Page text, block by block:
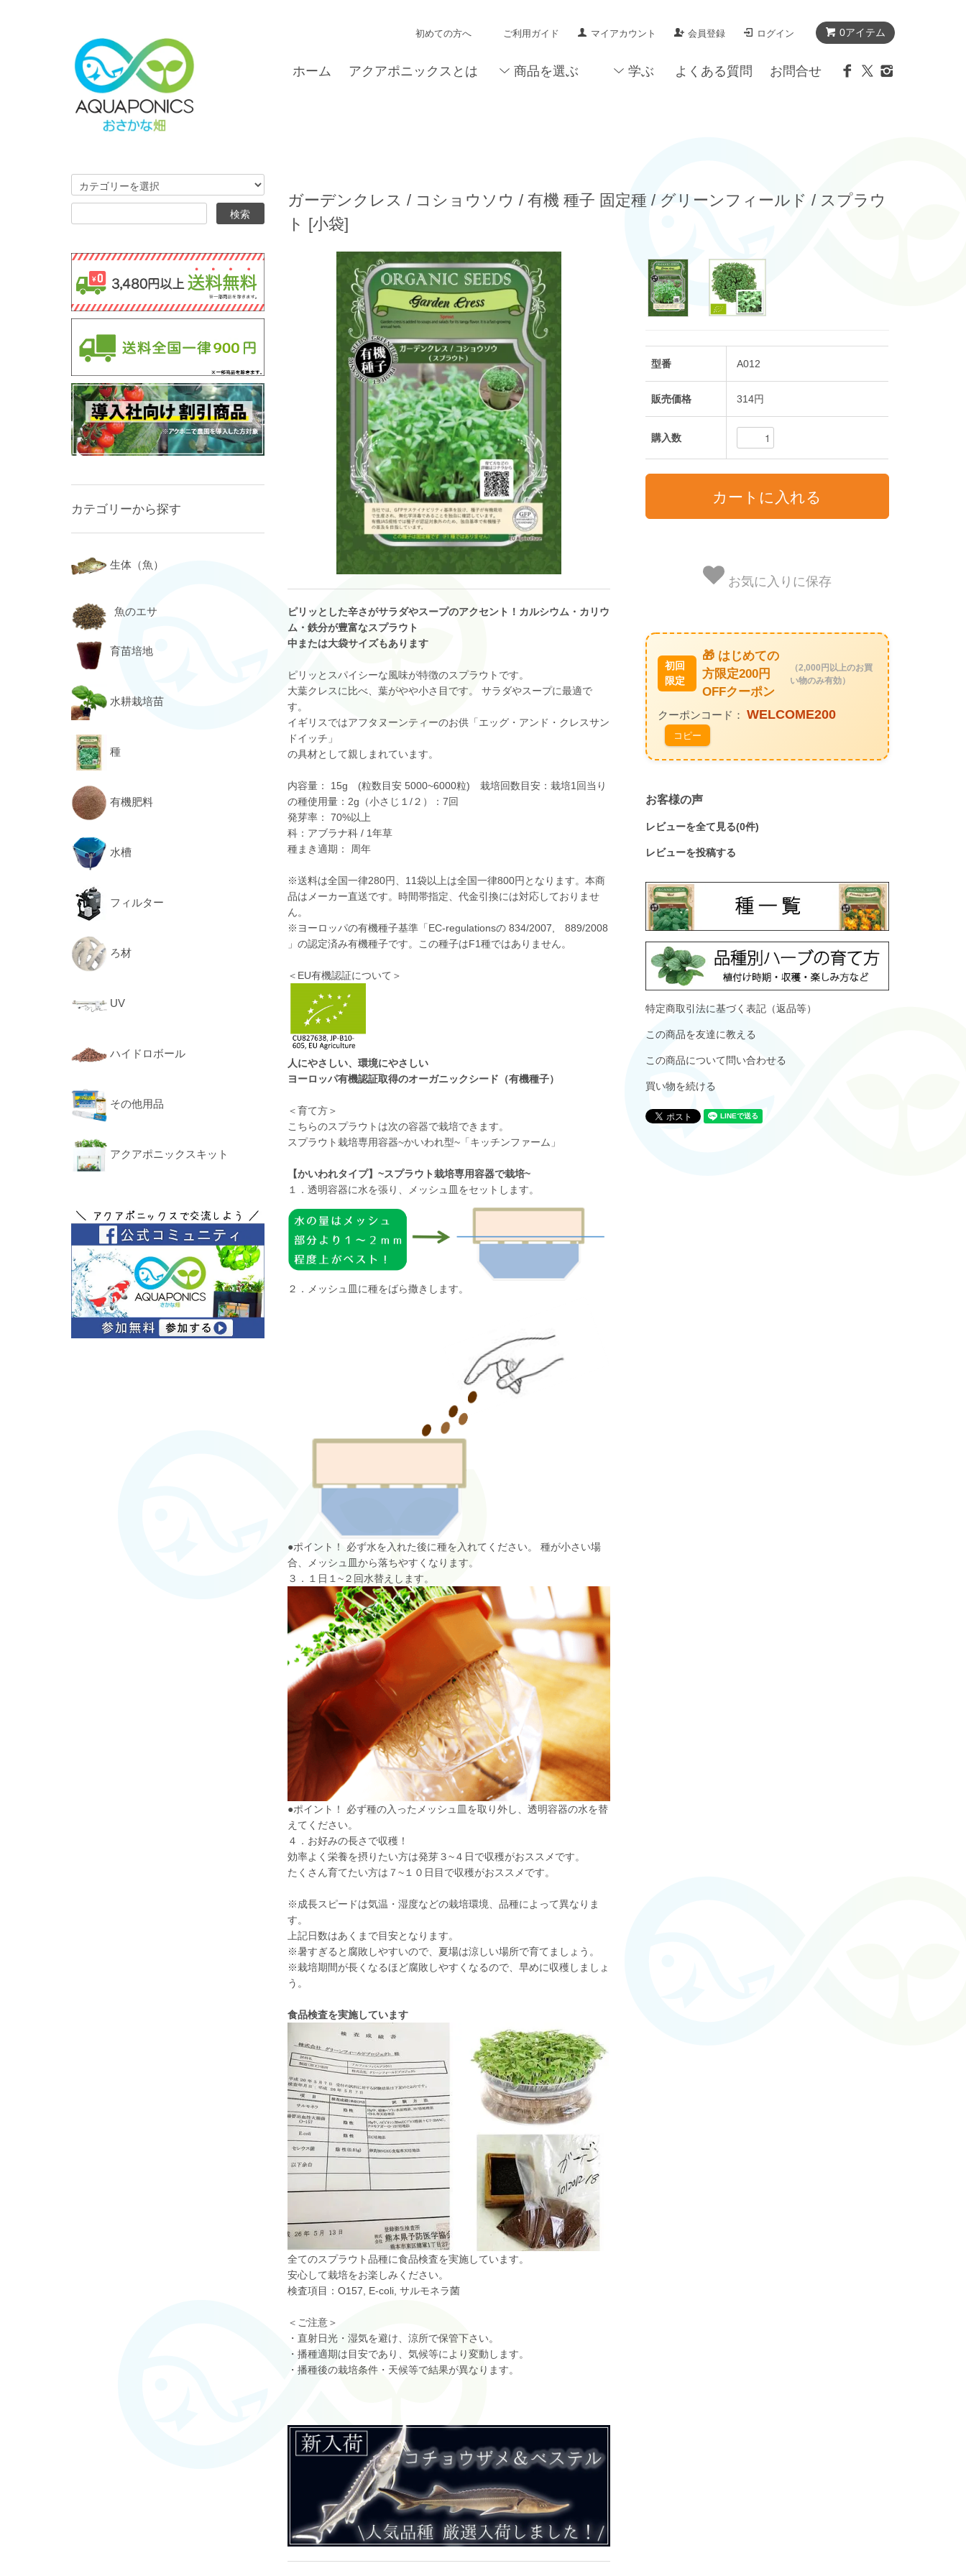
0アイテム
初めての方へ ご利用ガイド マイアカウント 会員登録 ログイン
ホーム アクアポニックスとは 商品を選ぶ 学ぶ よくある質問 お問合せ
ガーデンクレス / コショウソウ / 有機 種子 固定種 / グリーンフィールド / スプラウ
ト [小袋]
ピリッとした辛さがサラダやスープのアクセント！カルシウム・カリウ
ム・鉄分が豊富なスプラウト
中または大袋サイズもあります
ピリッとスパイシーな風味が特徴のスプラウトです。
大葉クレスに比べ、葉がやや小さ目です。 サラダやスープに最適で
す。
イギリスではアフタヌーンティーのお供「エッグ・アンド・クレスサン
ドイッチ」
の具材として親しまれています。
内容量： 15g (粒数目安 5000~6000粒) 栽培回数目安：栽培1回当り
の種使用量：2g（小さじ１/２）：7回
発芽率： 70%以上
科：アブラナ科 / 1年草
種まき適期： 周年
※送料は全国一律280円、11袋以上は全国一律800円となります。本商
品はメーカー直送です。時間帯指定、代金引換には対応しておりませ
ん。
※ヨーロッパの有機種子基準「EC-regulationsの 834/2007, 889/2008
」の認定済み有機種子です。この種子はF1種ではありません。
＜EU有機認証について＞
人にやさしい、環境にやさしい
ヨーロッパ有機認証取得のオーガニックシード（有機種子）
＜育て方＞
こちらのスプラウトは次の容器で栽培できます。
スプラウト栽培専用容器~かいわれ型~「キッチンファーム」
【かいわれタイプ】~スプラウト栽培専用容器で栽培~
１．透明容器に水を張り、メッシュ皿をセットします。
２．メッシュ皿に種をばら撒きします。
●ポイント！ 必ず水を入れた後に種を入れてください。 種が小さい場
合、メッシュ皿から落ちやすくなります。
３．１日１~２回水替えします。
●ポイント！ 必ず種の入ったメッシュ皿を取り外し、透明容器の水を替
えてください。
４．お好みの長さで収穫！
効率よく栄養を摂りたい方は発芽３~４日で収穫がおススメです。
たくさん育てたい方は７~１０日目で収穫がおススメです。
※成長スピードは気温・湿度などの栽培環境、品種によって異なりま
す。
上記日数はあくまで目安となります。
※暑すぎると腐敗しやすいので、夏場は涼しい場所で育てましょう。
※栽培期間が長くなるほど腐敗しやすくなるので、早めに収穫しましょ
う。
食品検査を実施しています
全てのスプラウト品種に食品検査を実施しています。
安心して栽培をお楽しみください。
検査項目：O157, E-coli, サルモネラ菌
＜ご注意＞
・直射日光・湿気を避け、涼所で保管下さい。
・播種適期は目安であり、気候等により変動します。
・播種後の栽培条件・天候等で結果が異なります。
型番 A012
販売価格 314円
購入数
お気に入りに保存
初回
限定
🎁 はじめての
方限定200円
OFFクーポン
（2,000円以上のお買
い物のみ有効）
クーポンコード： WELCOME200
コピー
お客様の声
レビューを全て見る(0件)
レビューを投稿する
特定商取引法に基づく表記（返品等）
この商品を友達に教える
この商品について問い合わせる
買い物を続ける
カテゴリーから探す
生体（魚）
魚のエサ
育苗培地
水耕栽培苗
種
有機肥料
水槽
フィルター
ろ材
UV
ハイドロボール
その他用品
アクアポニックスキット